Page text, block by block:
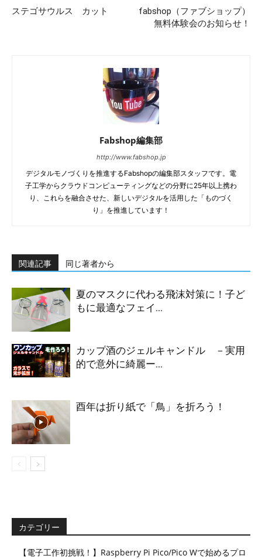
ステゴサウルス カット
fabshop（ファブショップ）
無料体験会のお知らせ！
Fabshop編集部
http://www.fabshop.jp
デジタルモノづくりを推進するFabshopの編集部スタッフです。電
子工学からクラウドコンピューティングなどの分野に25年以上携わ
り、これらを融合させた、新しいデジタルを活用した「ものづく
り」を推進しています！
関連記事 同じ著者から
夏のマスクに代わる飛沫対策に！子ど
もに最適なフェイ...
カップ酒のジェルキャンドル －実用
的で意外に綺麗ー...
酉年は折り紙で「鳥」を折ろう！
カテゴリー
【電子工作初挑戦！】Raspberry Pi Pico/Pico Wで始めるプロ